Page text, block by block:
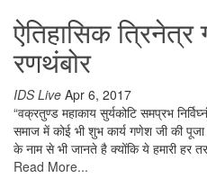
ऐतिहासिक
रणथंबोर
IDS Live Apr 6, 2017
“वक्रतुण्ड महाकाय सुर्यकोटि समप्रभ
समाज में कोई भी शुभ कार्य गणेश जी की पूजा
के नाम से भी जानते है क्योंकि ये हमारी हर
Read More...